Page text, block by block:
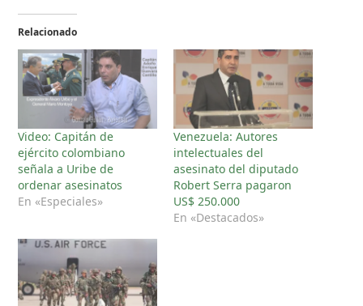
Relacionado
Video: Capitán de
ejército colombiano
señala a Uribe de
ordenar asesinatos
En «Especiales»
Venezuela: Autores
intelectuales del
asesinato del diputado
Robert Serra pagaron
US$ 250.000
En «Destacados»